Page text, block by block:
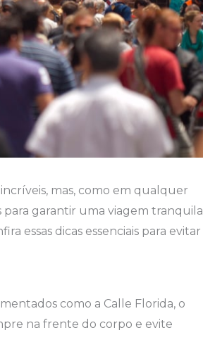
mas, como em qualquer
garantir uma viagem tranquila
essas dicas essenciais para evitar
como a Calle Florida, o
na frente do corpo e evite